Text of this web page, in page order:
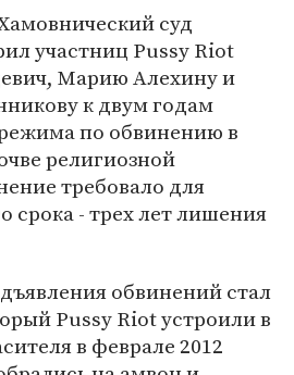
суд
участниц Pussy Riot
Марию Алехину и
к двум годам
по обвинению в
религиозной
требовало для
срока - трех лет лишения
обвинений стал
Pussy Riot устроили в
в феврале 2012